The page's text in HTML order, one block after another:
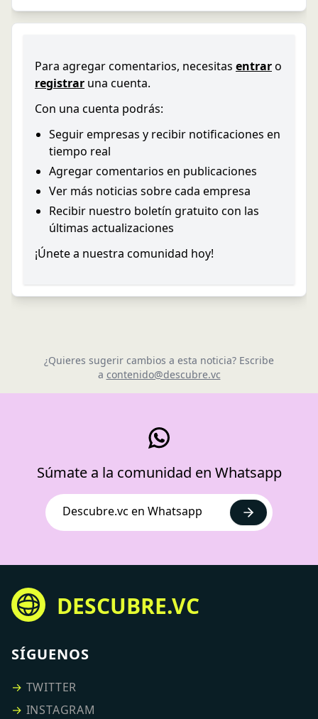
Para agregar comentarios, necesitas entraro
registrar una cuenta.
Con una cuenta podrás:
Seguir empresas y recibir notificaciones en
tiempo real
Agregar comentarios en publicaciones
Ver más noticias sobre cada empresa
Recibir nuestro boletín gratuito con las
últimas actualizaciones
¡Únete a nuestra comunidad hoy!
¿Quieres sugerir cambios a esta noticia? Escribe
a contenido@descubre.vc
Súmate a la comunidad en Whatsapp
Descubre.vc en Whatsapp
DESCUBRE.VC
SÍGUENOS
→ TWITTER
→ INSTAGRAM